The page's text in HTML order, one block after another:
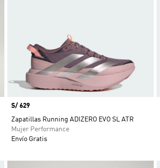
Precio
S/ 629
Zapatillas Running ADIZERO EVO SL ATR
Mujer Performance
Envío Gratis